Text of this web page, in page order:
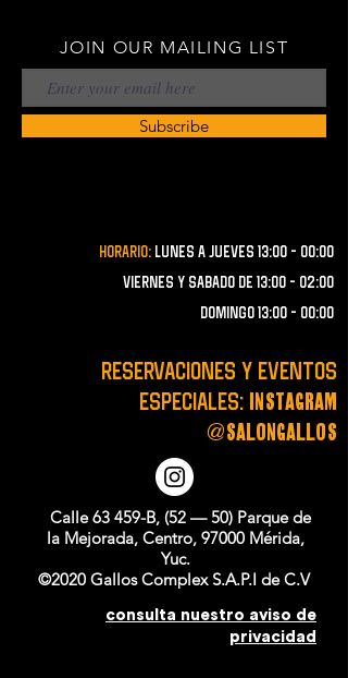
JOIN OUR MAILING LIST
Subscribe
Horario: lunes a JUEVES 13:00 - 00:00
VIERNES Y SABADO de 13:00 - 02:00
domingo 13:00 - 00:00
RESERVACIONES y EVENTOS
ESPECIALES: instagram
@salongallos
Calle 63 459-B, (52 — 50) Parque de
la Mejorada, Centro, 97000 Mérida,
Yuc.
©2020 Gallos Complex S.A.P.I de C.V
consulta nuestro aviso de
privacidad